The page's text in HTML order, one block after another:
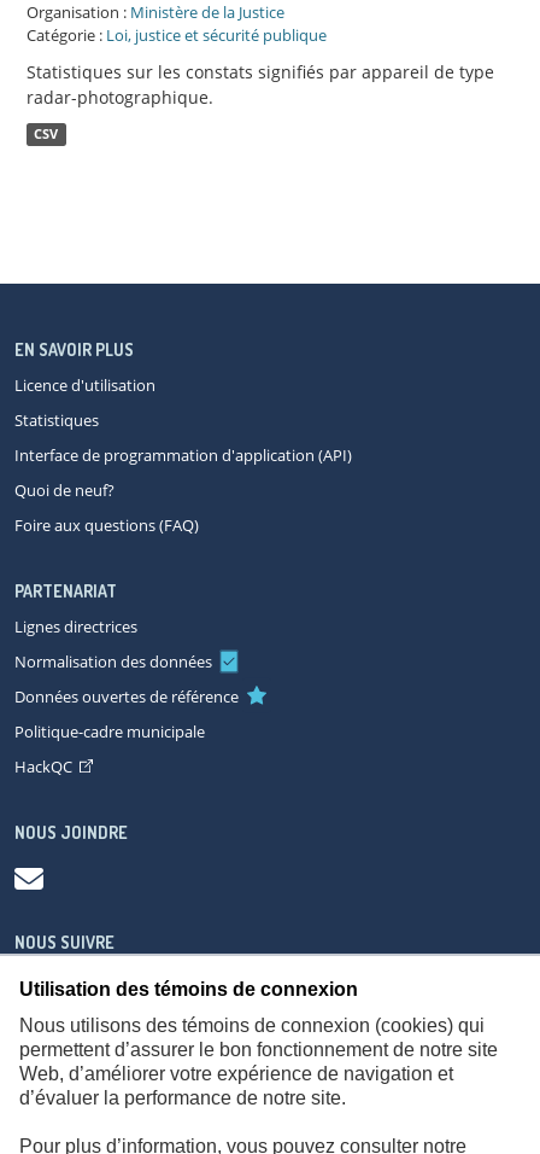
Organisation : Ministère de la Justice
Catégorie : Loi, justice et sécurité publique
Statistiques sur les constats signifiés par appareil de type
radar-photographique.
CSV
Utilisation des témoins de connexion
Nous utilisons des témoins de connexion (cookies) qui
permettent d’assurer le bon fonctionnement de notre site
Web, d’améliorer votre expérience de navigation et
d’évaluer la performance de notre site.
Pour plus d’information, vous pouvez consulter notre
EN SAVOIR PLUS
Licence d'utilisation
Statistiques
Interface de programmation d'application (API)
Quoi de neuf?
Foire aux questions (FAQ)
PARTENARIAT
Lignes directrices
Normalisation des données
Données ouvertes de référence
Politique-cadre municipale
HackQC
NOUS JOINDRE
NOUS SUIVRE
À propos Accessibilité Plan du site
Consignes de sécurité